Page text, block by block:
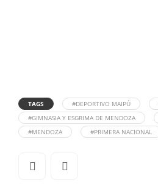
TAGS #DEPORTIVO MAIPÚ
#GIMNASIA Y ESGRIMA DE MENDOZA
#MENDOZA
#PRIMERA NACIONAL